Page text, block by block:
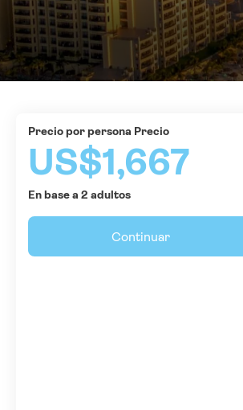
precio por persona Precio
US$1,667
En base a 2 adultos
Continuar